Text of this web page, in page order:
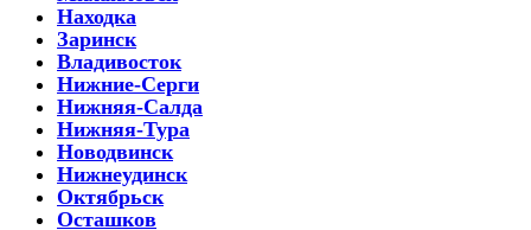
Находка
Заринск
Владивосток
Нижние-Серги
Нижняя-Салда
Нижняя-Тура
Новодвинск
Нижнеудинск
Октябрьск
Осташков